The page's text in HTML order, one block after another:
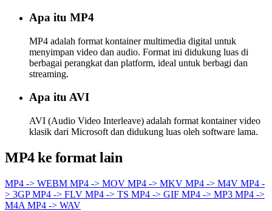
Apa itu MP4
MP4 adalah format kontainer multimedia digital untuk
menyimpan video dan audio. Format ini didukung luas di
berbagai perangkat dan platform, ideal untuk berbagi dan
streaming.
Apa itu AVI
AVI (Audio Video Interleave) adalah format kontainer video
klasik dari Microsoft dan didukung luas oleh software lama.
MP4 ke format lain
MP4 -> WEBM MP4 -> MOV MP4 -> MKV MP4 -> M4V MP4 -
> 3GPMP4 -> FLV MP4 -> TS MP4 -> GIF MP4 -> MP3 MP4 ->
M4A MP4 -> WAV